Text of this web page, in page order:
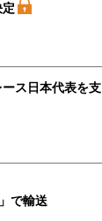
ス日本代表を支
で輸送